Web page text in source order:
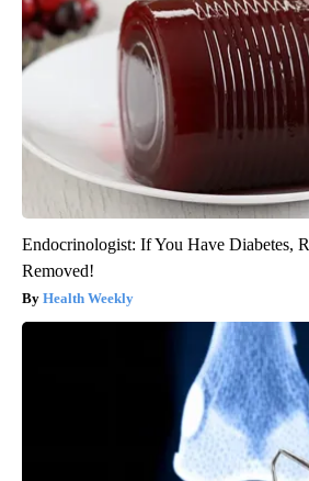
Endocrinologist: If You Have Diabetes,
Removed!
Health Weekly